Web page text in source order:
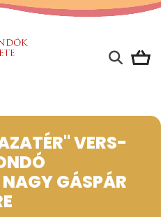
VERS-
GÁSPÁR